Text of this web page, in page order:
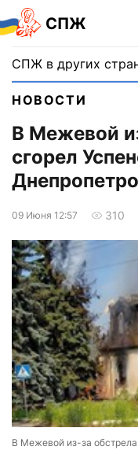
СПЖ
СПЖ в других
НОВОСТИ
В Межевой
сгорел
09 Июня 12:57 310
В Межевой из-за